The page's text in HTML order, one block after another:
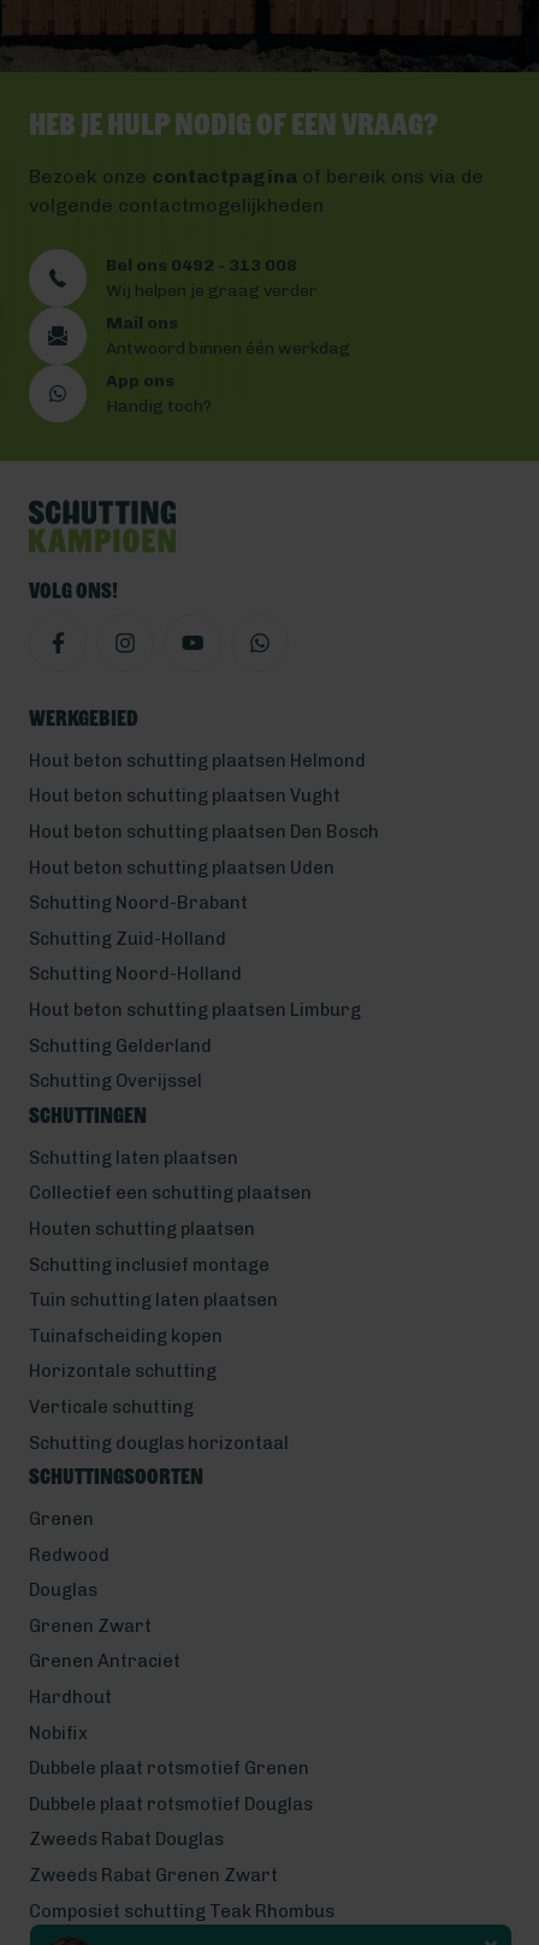
Heb je hulp nodig of een vraag?
Bezoek onze contactpagina of bereik ons via de
volgende contactmogelijkheden
Bel ons 0492 - 313 008
Wij helpen je graag verder
Mail ons
Antwoord binnen één werkdag
App ons
Handig toch?
Volg ons!
Werkgebied
Hout beton schutting plaatsen Helmond
Hout beton schutting plaatsen Vught
Hout beton schutting plaatsen Den Bosch
Hout beton schutting plaatsen Uden
Schutting Noord-Brabant
Schutting Zuid-Holland
Schutting Noord-Holland
Hout beton schutting plaatsen Limburg
Schutting Gelderland
Schutting Overijssel
Schuttingen
Schutting laten plaatsen
Collectief een schutting plaatsen
Houten schutting plaatsen
Schutting inclusief montage
Tuin schutting laten plaatsen
Tuinafscheiding kopen
Horizontale schutting
Verticale schutting
Schutting douglas horizontaal
Schuttingsoorten
Grenen
Redwood
Douglas
Grenen Zwart
Grenen Antraciet
Hardhout
Nobifix
Dubbele plaat rotsmotief Grenen
Dubbele plaat rotsmotief Douglas
Zweeds Rabat Douglas
Zweeds Rabat Grenen Zwart
Composiet schutting Teak Rhombus